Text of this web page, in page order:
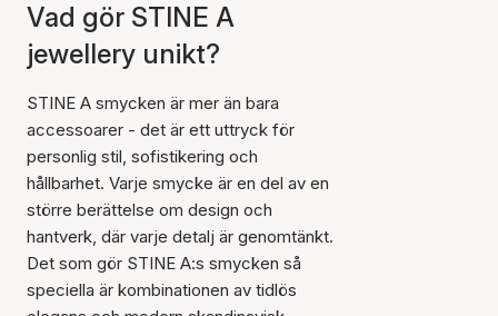
Vad gör STINE A
jewellery unikt?
STINE A smycken är mer än bara
accessoarer - det är ett uttryck för
personlig stil, sofistikering och
hållbarhet. Varje smycke är en del av en
större berättelse om design och
hantverk, där varje detalj är genomtänkt.
Det som gör STINE A:s smycken så
speciella är kombinationen av tidlös